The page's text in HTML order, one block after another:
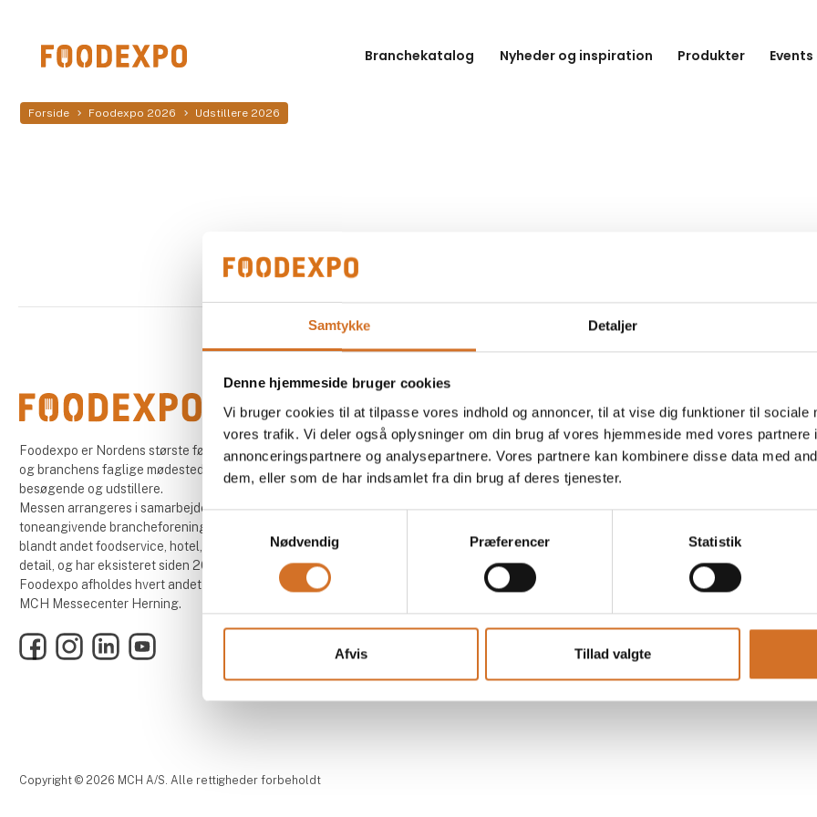
Samtykke Detaljer
Denne hjemmeside bruger cookies
Vi bruger cookies til at tilpasse vores indhold og annoncer, til at vise dig funktioner til sociale
vores trafik. Vi deler også oplysninger om din brug af vores hjemmeside med vores partnere
annonceringspartnere og analysepartnere. Vores partnere kan kombinere disse data med
dem, eller som de har indsamlet fra din brug af deres tjenester.
Nødvendig
Præferencer Statistik
Afvis Tillad valgte
Branchekatalog Nyheder og inspiration Produkter
Forside Foodexpo 2026 Udstillere 2026
Foodexpo er Nordens største fødevaremesse
og branchens faglige mødested for både
besøgende og udstillere.
Messen arrangeres i samarbejde med 13
toneangivende brancheforeninger inden for
blandt andet foodservice, hotel, restaurant og
detail, og har eksisteret siden 2004.
Foodexpo afholdes hvert andet år, i lige år, i
MCH Messecenter Herning.
FacebookInstagramLinkedInYouTube
Find os
MCH Messecenter Herning
Vardevej 1
Danmark
Kontakt os
Telefon: +45 99 26 99
Mød os
Søndag d. 22. marts kl.
WineExpo
efter messens officielle
Copyright © 2026 MCH A/S. Alle rettigheder forbeholdt